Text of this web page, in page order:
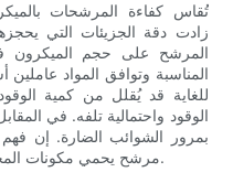
تُقاس كفاءة المرشحات
زادت دقة الجزيئات التي
المرشح على حجم
المناسبة وتوافق المواد
للغاية قد يُقلل من كمية
الوقود واحتمالية تلفه. في
بمرور الشوائب الضارة. إن
مرشح يحمي مكونات المحرك مع الحفاظ على التدفق المناسب.